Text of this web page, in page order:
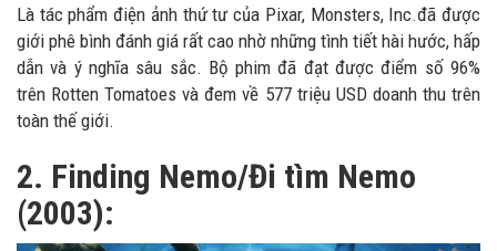
Là tác phẩm điện ảnh thứ tư của Pixar, Monsters, Inc.đã được
giới phê bình đánh giá rất cao nhờ những tình tiết hài hước, hấp
dẫn và ý nghĩa sâu sắc. Bộ phim đã đạt được điểm số 96%
trên Rotten Tomatoes và đem về 577 triệu USD doanh thu trên
toàn thế giới.
2. Finding Nemo/Đi tìm Nemo
(2003):